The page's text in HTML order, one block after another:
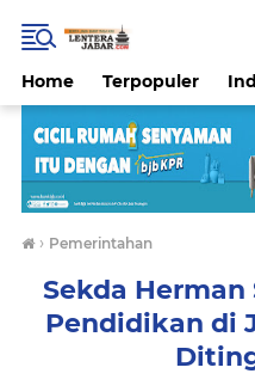
Home Terpopuler
› Pemerintahan
Sekda
Pendidikan di